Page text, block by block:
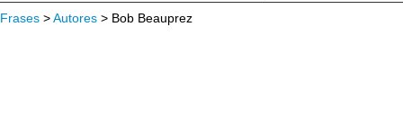
Frases >Autores > Bob Beauprez